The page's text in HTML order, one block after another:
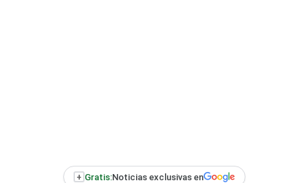
+ Gratis:Noticias exclusivas en